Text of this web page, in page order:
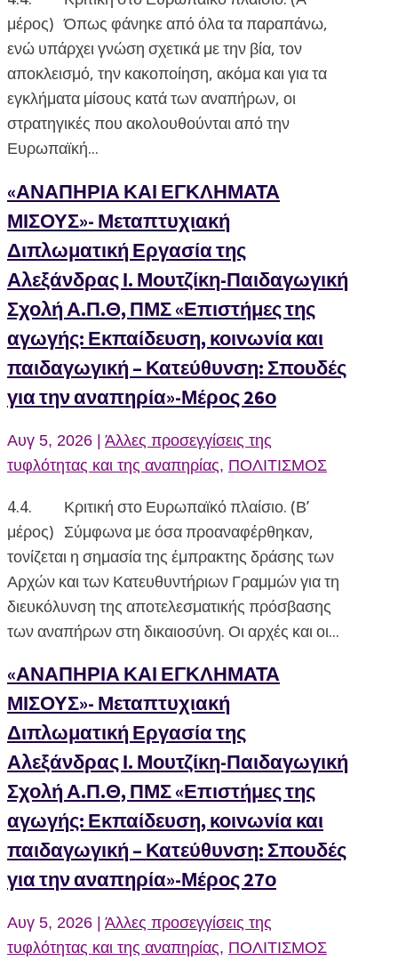
μέρος) Όπως φάνηκε από όλα τα παραπάνω,
ενώ υπάρχει γνώση σχετικά με την βία, τον
αποκλεισμό, την κακοποίηση, ακόμα και για τα
εγκλήματα μίσους κατά των αναπήρων, οι
στρατηγικές που ακολουθούνται από την
Ευρωπαϊκή...
«ΑΝΑΠΗΡΙΑ ΚΑΙ ΕΓΚΛΗΜΑΤΑ
ΜΙΣΟΥΣ»- Μεταπτυχιακή
Διπλωματική Εργασία της
Αλεξάνδρας Ι. Μουτζίκη-Παιδαγωγική
Σχολή Α.Π.Θ, ΠΜΣ «Επιστήμες της
αγωγής: Εκπαίδευση, κοινωνία και
παιδαγωγική – Κατεύθυνση: Σπουδές
για την αναπηρία»-Μέρος 26ο
Αυγ 5, 2026 | Άλλες προσεγγίσεις της
τυφλότητας και της αναπηρίας, ΠΟΛΙΤΙΣΜΟΣ
4.4. Κριτική στο Ευρωπαϊκό πλαίσιο. (Β’
μέρος) Σύμφωνα με όσα προαναφέρθηκαν,
τονίζεται η σημασία της έμπρακτης δράσης των
Αρχών και των Κατευθυντήριων Γραμμών για τη
διευκόλυνση της αποτελεσματικής πρόσβασης
των αναπήρων στη δικαιοσύνη. Οι αρχές και οι...
«ΑΝΑΠΗΡΙΑ ΚΑΙ ΕΓΚΛΗΜΑΤΑ
ΜΙΣΟΥΣ»- Μεταπτυχιακή
Διπλωματική Εργασία της
Αλεξάνδρας Ι. Μουτζίκη-Παιδαγωγική
Σχολή Α.Π.Θ, ΠΜΣ «Επιστήμες της
αγωγής: Εκπαίδευση, κοινωνία και
παιδαγωγική – Κατεύθυνση: Σπουδές
για την αναπηρία»-Μέρος 27ο
Αυγ 5, 2026
Άλλες προσεγγίσεις της
τυφλότητας και της αναπηρίας, ΠΟΛΙΤΙΣΜΟΣ